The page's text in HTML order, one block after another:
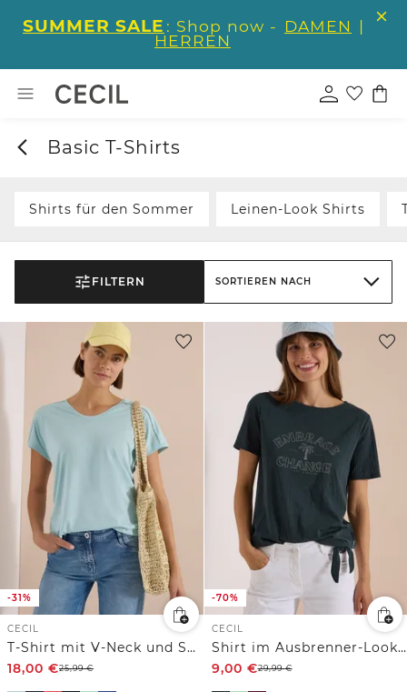
SUMMER SALE : Shop now - DAMEN |
HERREN
Basic T-Shirts
Shirts für den Sommer Leinen-Look Shirts
FILTERN SORTIEREN NACH
-31%
CECIL
T-Shirt mit V-Neck und Spitzendetail
18,00 €25,99€
-70%
CECIL
Shirt im Ausbrenner-Look mit Wording
9,00 €29,99€